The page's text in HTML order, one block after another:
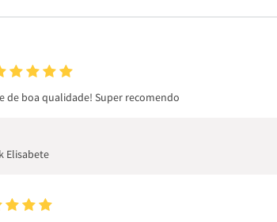
de boa qualidade! Super recomendo
Elisabete